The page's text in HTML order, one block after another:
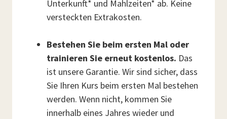
Unterkunft* und Mahlzeiten* ab. Keine
versteckten Extrakosten.
Bestehen Sie beim ersten Mal oder
trainieren Sie erneut kostenlos. Das
ist unsere Garantie. Wir sind sicher, dass
Sie Ihren Kurs beim ersten Mal bestehen
werden. Wenn nicht, kommen Sie
innerhalb eines Jahres wieder und